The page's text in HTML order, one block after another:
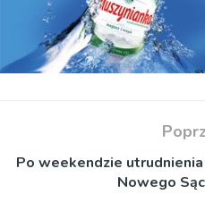
Po weekendzie
Nowego